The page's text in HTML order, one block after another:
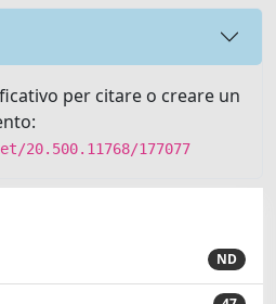
per citare o creare un
20.500.11768/177077
ND